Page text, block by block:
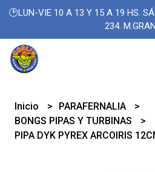
🕑LUN-VIE 10 A 13 Y 15 A 19 HS.
234.
Inicio
PARAFERNALIA
BONGS PIPAS Y TURBINAS
PIPA DYK PYREX ARCOIRIS